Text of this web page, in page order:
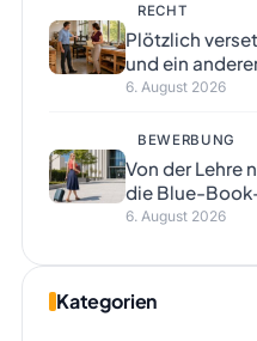
RECHT
Plötzlich
und ein
6. August 2026
BEWERBUNG
Von der Lehre
die Blue-
6. August 2026
Kategorien